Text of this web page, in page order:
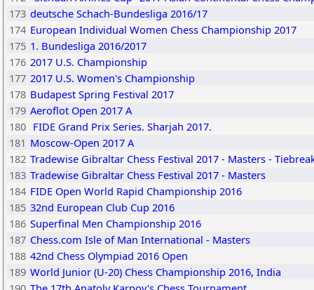
173 deutsche Schach-Bundesliga 2016/17
174 European Individual Women Chess Championship 2017
175 1. Bundesliga 2016/2017
176 2017 U.S. Championship
177 2017 U.S. Women's Championship
178 Budapest Spring Festival 2017
179 Aeroflot Open 2017 A
180 FIDE Grand Prix Series. Sharjah 2017.
181 Moscow-Open 2017 A
182 Tradewise Gibraltar Chess Festival 2017 - Masters -
183 Tradewise Gibraltar Chess Festival 2017 - Masters
184 FIDE Open World Rapid Championship 2016
185 32nd European Club Cup 2016
186 Superfinal Men Championship 2016
187 Chess.com Isle of Man International - Masters
188 42nd Chess Olympiad 2016 Open
189 World Junior (U-20) Chess Championship 2016, India